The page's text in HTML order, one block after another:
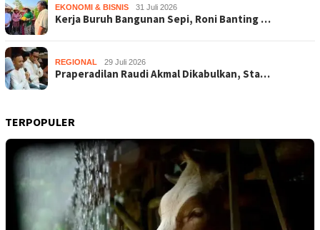
EKONOMI & BISNIS 31 Juli 2026
Kerja Buruh Bangunan Sepi, Roni Banting …
REGIONAL 29 Juli 2026
Praperadilan Raudi Akmal Dikabulkan, Sta…
TERPOPULER